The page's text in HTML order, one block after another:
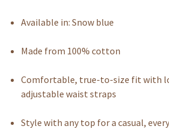
Available in: Snow blue
Made from 100% cotton
Comfortable, true-to-size fit with
adjustable waist straps
Style with any top for a casual,